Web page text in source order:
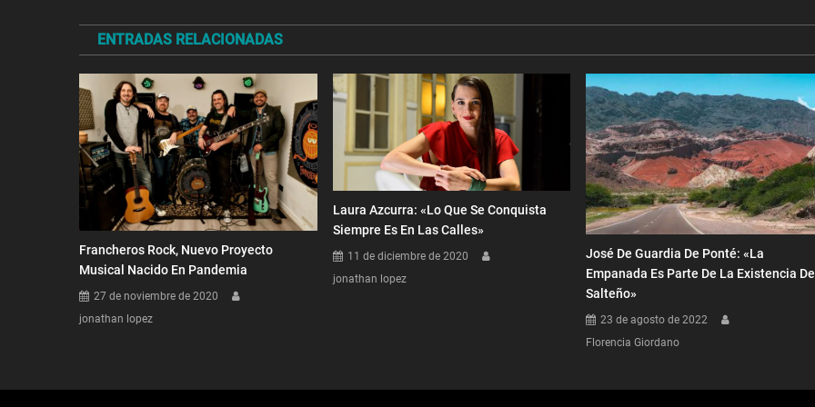
de
entradas
ENTRADAS RELACIONADAS
Francheros Rock, Nuevo Proyecto
Musical Nacido En Pandemia
27 de noviembre de 2020
jonathan lopez
Laura Azcurra: «Lo Que Se Conquista
Siempre Es En Las Calles»
11 de diciembre de 2020
jonathan lopez
José De Guardia De Ponté: «La
Empanada Es Parte De La Existencia
Salteño»
23 de agosto de 2022
Florencia Giordano